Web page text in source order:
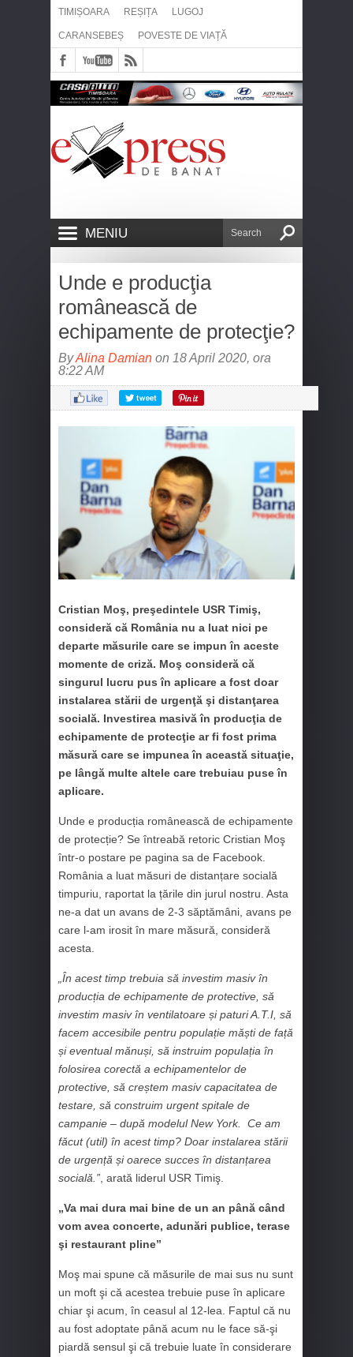
TIMIȘOARA REȘIȚA LUGOJ
CARANSEBEȘ POVESTE DE VIAȚĂ
MENIU
Unde e producţia
românească de
echipamente de protecţie?
ByAlina Damian on 18 April 2020, ora
8:22 AM
Cristian Moş, preşedintele USR Timiş,
consideră că România nu a luat nici pe
departe măsurile care se impun în aceste
momente de criză. Moş consideră că
singurul lucru pus în aplicare a fost doar
instalarea stării de urgenţă şi distanţarea
socială. Investirea masivă în producţia de
echipamente de protecţie ar fi fost prima
măsură care se impunea în această situaţie,
pe lângă multe altele care trebuiau puse în
aplicare.
Unde e producția românească de echipamente
de protecție? Se întreabă retoric Cristian Moş
într-o postare pe pagina sa de Facebook.
România a luat măsuri de distanțare socială
timpuriu, raportat la țările din jurul nostru. Asta
ne-a dat un avans de 2-3 săptămâni, avans pe
care l-am irosit în mare măsură, consideră
acesta.
„În acest timp trebuia să investim masiv în
producția de echipamente de protective, să
investim masiv în ventilatoare și paturi A.T.I, să
facem accesibile pentru populație măști de față
și eventual mănuși, să instruim populația în
folosirea corectă a echipamentelor de
protective, să creștem masiv capacitatea de
testare, să construim urgent spitale de
campanie – după modelul New York. Ce am
făcut (util) în acest timp? Doar instalarea stării
de urgență și oarece succes în distanțarea
socială.” , arată liderul USR Timiş.
„Va mai dura mai bine de un an până când
vom avea concerte, adunări publice, terase
şi restaurant pline”
Moş mai spune că măsurile de mai sus nu sunt
un moft şi că acestea trebuie puse în aplicare
chiar şi acum, în ceasul al 12-lea. Faptul că nu
au fost adoptate până acum nu le face să-şi
piardă sensul şi că trebuie luate în considerare